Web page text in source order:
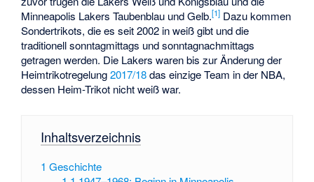
Minneapolis Lakers Taubenblau und Gelb.[1] Dazu kommen
Sondertrikots, die es seit 2002 in weiß gibt und die
traditionell sonntagmittags und sonntagnachmittags
getragen werden. Die Lakers waren bis zur Änderung der
Heimtrikotregelung2017/18das einzige Team in der NBA,
dessen Heim-Trikot nicht weiß war.
Inhaltsverzeichnis
1 Geschichte